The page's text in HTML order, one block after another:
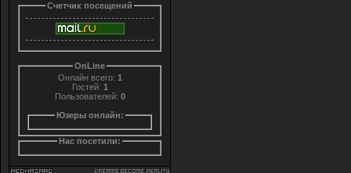
Счетчик посещений
OnLine
Онлайн всего: 1
Гостей: 1
Пользователей: 0
Юзеры онлайн:
Нас посетили: